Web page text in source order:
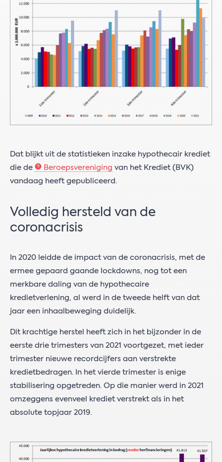
Dat blijkt uit de statistieken inzake hypothecair krediet
die de
Beroepsvereniging van het Krediet (BVK)
vandaag heeft gepubliceerd.
Volledig hersteld van de
coronacrisis
In 2020 leidde de impact van de coronacrisis, met de
ermee gepaard gaande lockdowns, nog tot een
merkbare daling van de hypothecaire
kredietverlening, al werd in de tweede helft van dat
jaar een inhaalbeweging duidelijk.
Dit krachtige herstel heeft zich in het bijzonder in de
eerste drie trimesters van 2021 voortgezet, met ieder
trimester nieuwe recordcijfers aan verstrekte
kredietbedragen. In het vierde trimester is enige
stabilisering opgetreden. Op die manier werd in 2021
omzeggens evenveel krediet verstrekt als in het
absolute topjaar 2019.